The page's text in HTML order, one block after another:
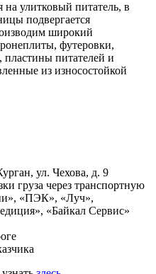
на улитковый питатель, в
подвергается
широкий
футеровки,
пластины питателей и
из износостойкой
ул. Чехова, д. 9
груза через транспортную
«ПЭК», «Луч»,
«Байкал Сервис»